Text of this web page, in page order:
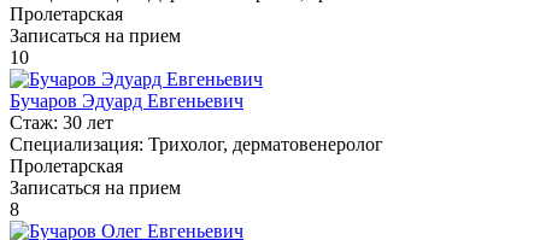
Пролетарская
Записаться на прием
10
Бучаров Эдуард Евгеньевич
Стаж: 30 лет
Специализация: Трихолог, дерматовенеролог
Пролетарская
Записаться на прием
8